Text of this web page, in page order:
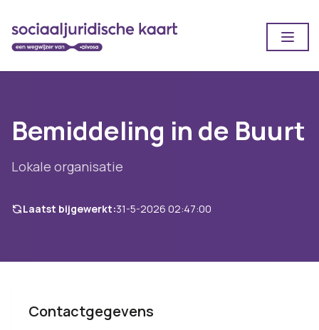
Bemiddeling in de Buurt
Lokale organisatie
Laatst bijgewerkt:31-5-2026 02:47:00
Contactgegevens